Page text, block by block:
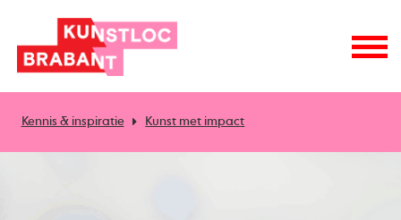
Kennis & inspiratie Kunst met impact